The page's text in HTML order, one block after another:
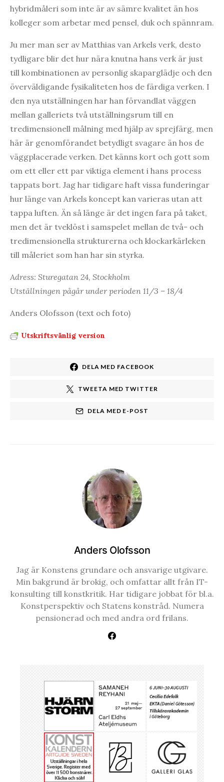
hybridmåleri som inte är av sämre kvalitet än hos
kolleger som arbetar med pensel, duk och spännram.
Ju mer man ser av Matthias van Arkels verk, desto
tydligare blir det hur nära knutna hans verk är just
till kombinationen av personlig skaparglädje och den
överväldigande fysikaliteten hos de färdiga verken. I
den nya utställningen har han förvandlat väggen
mellan galleriets två utställningsrum till en
tredimensionell målning med hjälp av sprejfärg, men
här är genomförandet betydligt svagare än hos de
väggplacerade verken. Det känns kort och gott som
om ett eller ett par viktiga element i hans process
tappats bort. Jag har tidigare haft vissa funderingar
hur länge van Arkels koncept kan varieras utan att
tappa luften. Än så länge är det ingen fara på taket,
men det är tveklöst i samspelet mellan de två- och
tredimensionella strukturerna och klockarkärleken
till måleriet som han har sin styrka.
Adress: Sturegatan 24, Stockholm
Utställningen pågår under perioden 11/3 – 18/4
Anders Olofsson (text och foto)
Utskriftsvänlig version
DELA MED FACEBOOK
TWEETA MED TWITTER
DELA MED E-POST
Anders Olofsson
Jag är Konstens grundare och ansvarige utgivare.
Min bakgrund är brokig, och omfattar allt från IT-
konsulting till konstkritik. Har tidigare jobbat för bl.a.
Konstperspektiv och Statens konstråd. Numera
pensionerad och med andra ord frilans.